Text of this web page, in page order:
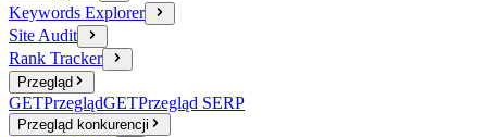
Keywords Explorer
Site Audit
Rank Tracker
Przegląd
GETPrzeglądGETPrzegląd SERP
Przegląd konkurencji